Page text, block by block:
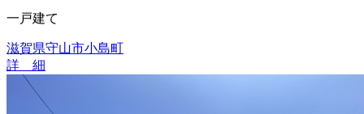
一戸建て
滋賀県守山市小島町
詳 細